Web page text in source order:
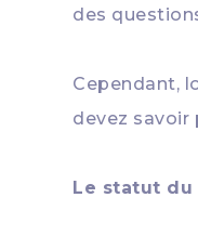
des
Cependant,
devez savoir
Le statut